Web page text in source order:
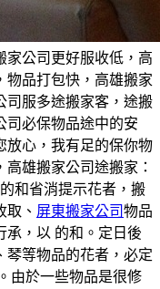
家公司更好服收低，高
物品打包快，高雄搬家
司服多途搬家客，途搬
司必保物品途中的安
放心，我有足的保你物
高雄搬家公司途搬家：
和省消提示花者，搬
取、 屏東搬家公司物品
承，以 的和。定日後
琴等物品的花者，必定
由於一些物品是很修